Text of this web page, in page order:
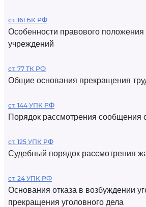
ст. 161 БК РФ
Особенности правового положения
учреждений
ст. 77 ТК РФ
Общие основания прекращения
ст. 144 УПК РФ
Порядок рассмотрения сообщения
ст. 125 УПК РФ
Судебный порядок рассмотрения
ст. 24 УПК РФ
Основания отказа в возбуждении
прекращения уголовного дела